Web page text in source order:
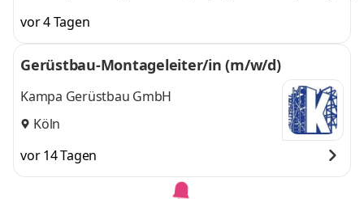
vor 4 Tagen
Gerüstbau-Montageleiter/in (m/w/d)
Kampa Gerüstbau GmbH
Köln
vor 14 Tagen